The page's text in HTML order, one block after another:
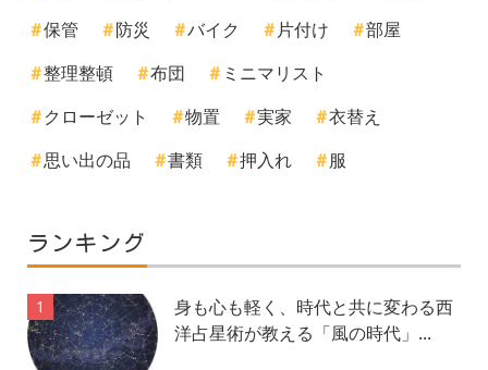
保管
防災 バイク 片付け
部屋
整理整頓
布団
ミニマリスト
クローゼット
物置 実家
衣替え
思い出の品
書類 押入れ 服
ランキング
1
身も心も軽く、時代と共に変わる西
洋占星術が教える「風の時代」...